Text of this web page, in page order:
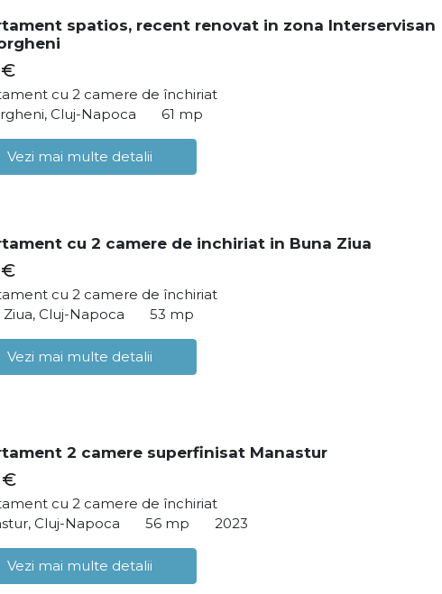
spatios, recent renovat in zona Interservisan
cu 2 camere de închiriat
Cluj-Napoca
61 mp
Vezi mai multe detalii
cu 2 camere de inchiriat in Buna Ziua
€
cu 2 camere de închiriat
Cluj-Napoca
53 mp
Vezi mai multe detalii
2 camere superfinisat Manastur
€
cu 2 camere de închiriat
Cluj-Napoca
56 mp 2023
Vezi mai multe detalii